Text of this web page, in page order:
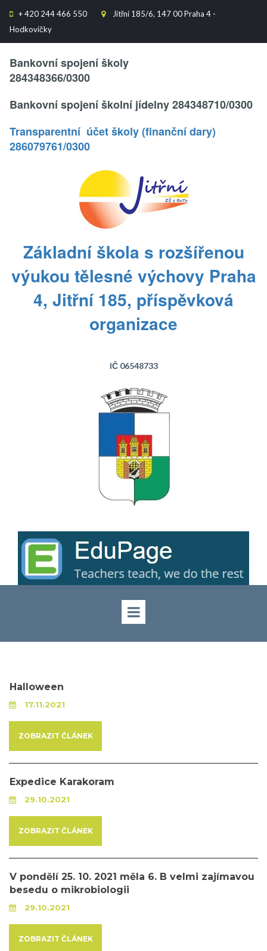
 +420 244 466 550 
Jitřní 185/6, 147 00 Praha 4 -
Hodkovičky
Bankovní spojení školy
284348366/0300
Bankovní spojení školní jídelny 284348710/0300
Transparentní účet školy (finanční dary)
286079761/0300
Základní škola s rozšířenou
výukou tělesné výchovy Praha
4, Jitřní 185, příspěvková
organizace
IČ 06548733
Halloween
17.11.2021
ZOBRAZIT ČLÁNEK
Expedice Karakoram
29.10.2021
ZOBRAZIT ČLÁNEK
V pondělí 25. 10. 2021 měla 6. B velmi zajímavou
besedu o mikrobiologii
29.10.2021
ZOBRAZIT ČLÁNEK